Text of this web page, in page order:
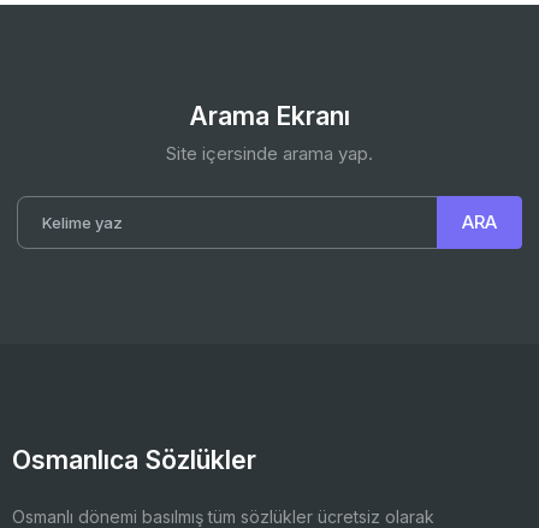
Arama Ekranı
Site içersinde arama yap.
Osmanlıca Sözlükler
Osmanlı dönemi basılmış tüm sözlükler ücretsiz olarak